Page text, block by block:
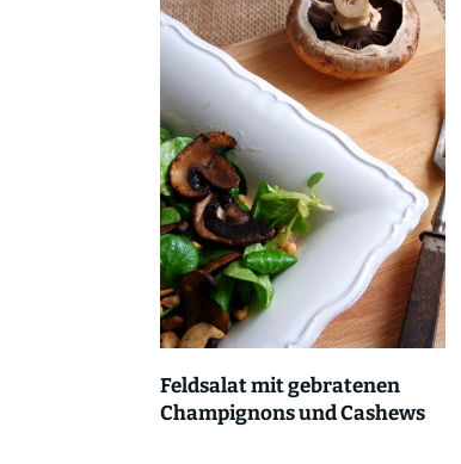
Feldsalat mit gebratenen
Champignons und Cashews